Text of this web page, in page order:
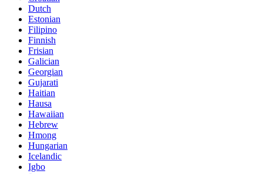
Dutch
Estonian
Filipino
Finnish
Frisian
Galician
Georgian
Gujarati
Haitian
Hausa
Hawaiian
Hebrew
Hmong
Hungarian
Icelandic
Igbo